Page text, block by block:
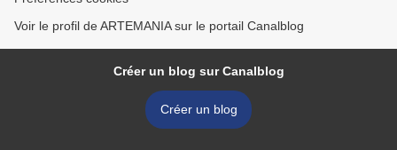
Voir le profil de ARTEMANIA sur le portail Canalblog
Créer un blog sur Canalblog
Créer un blog